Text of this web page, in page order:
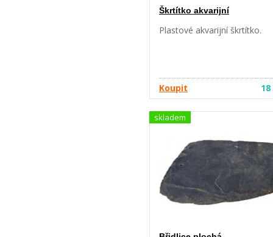
Škrtítko akvarijní
Plastové akvarijní škrtítko.
Koupit 18
skladem